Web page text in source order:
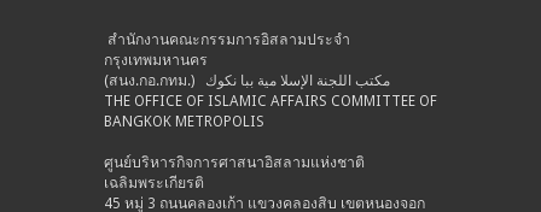
สำนักงานคณะกรรมการอิสลามประจำ
กรุงเทพมหานคร
(สนง.กอ.กทม.) مكتب اللجنة الإسلا مية ببا نكوك
THE OFFICE OF ISLAMIC AFFAIRS COMMITTEE OF
BANGKOK METROPOLIS
ศูนย์บริหารกิจการศาสนาอิสลามแห่งชาติ
เฉลิมพระเกียรติ
45 หมู่ 3 ถนนคลองเก้า แขวงคลองสิบ เขตหนองจอก